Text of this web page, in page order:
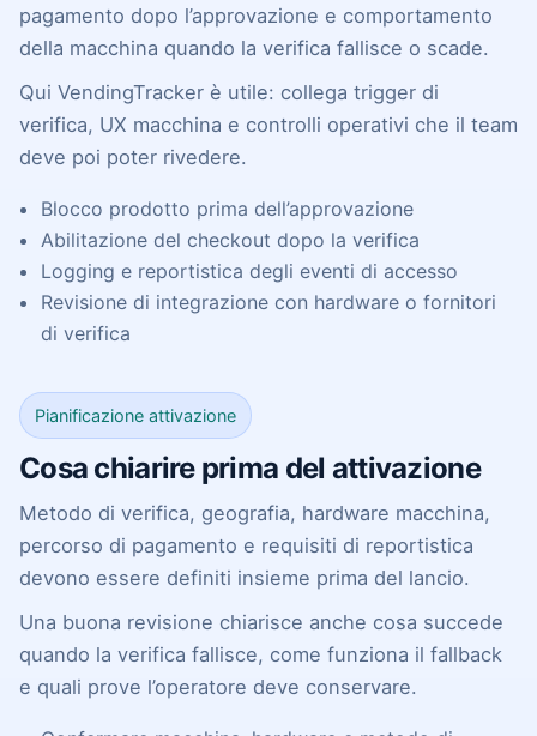
pagamento dopo l’approvazione e comportamento
della macchina quando la verifica fallisce o scade.
Qui VendingTracker è utile: collega trigger di
verifica, UX macchina e controlli operativi che il team
deve poi poter rivedere.
Blocco prodotto prima dell’approvazione
Abilitazione del checkout dopo la verifica
Logging e reportistica degli eventi di accesso
Revisione di integrazione con hardware o fornitori
di verifica
Pianificazione attivazione
Cosa chiarire prima del attivazione
Metodo di verifica, geografia, hardware macchina,
percorso di pagamento e requisiti di reportistica
devono essere definiti insieme prima del lancio.
Una buona revisione chiarisce anche cosa succede
quando la verifica fallisce, come funziona il fallback
e quali prove l’operatore deve conservare.